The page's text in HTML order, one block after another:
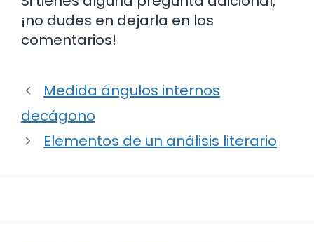
¡no dudes en dejarla en los
comentarios!
Medida ángulos internos
decágono
Elementos de un análisis literario